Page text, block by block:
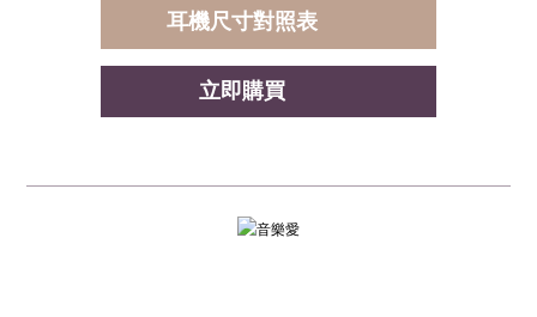
耳機尺寸對照表
立即購買